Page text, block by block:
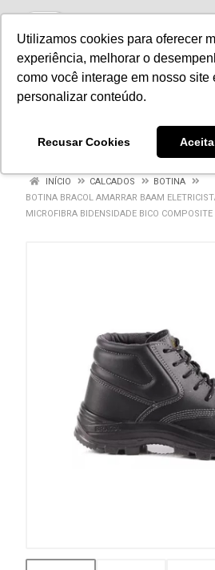
Utilizamos cookies para oferecer
experiência, melhorar o
como você interage em nosso site
personalizar conteúdo.
Recusar Cookies
INÍCIO CALCADOS
BOTINA
BOTINA BRACOL AMARRAR BAAM
MICROFIBRA BIDENSIDADE BICO